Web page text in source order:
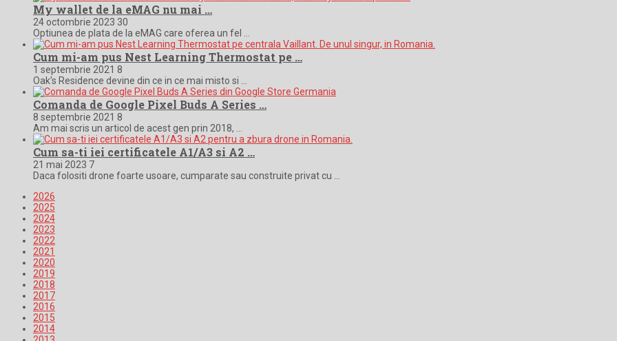
My wallet de la eMAG nu mai …
24 octombrie 2023 30
Optiunea de plata de la eMAG care oferea un fel …
Cum mi-am pus Nest Learning Thermostat pe …
1 septembrie 2021 8
Oak’s Residence devine din ce in ce mai misto si …
Comanda de Google Pixel Buds A Series …
8 septembrie 2021 8
Am mai scris un articol de acest gen prin 2018, …
Cum sa-ti iei certificatele A1/A3 si A2 …
21 mai 2023 7
Daca folositi drone foarte usoare, cumparate sau construite privat cu …
2026
2025
2024
2023
2022
2021
2020
2019
2018
2017
2016
2015
2014